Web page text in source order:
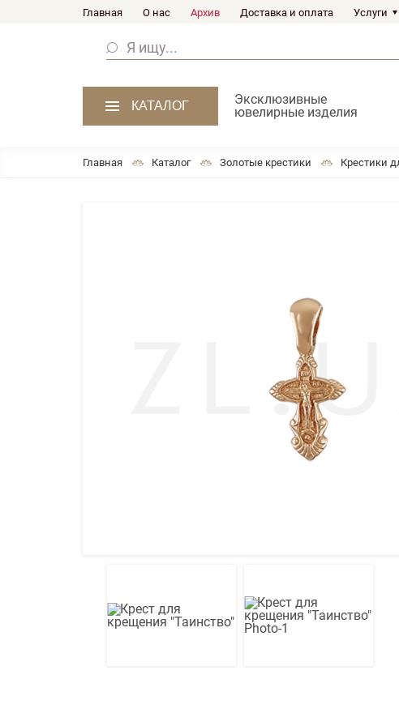
Главная О нас Архив Доставка и оплата Услуги
КАТАЛОГ
Эксклюзивные
ювелирные изделия
Главная Каталог Золотые крестики Крестики